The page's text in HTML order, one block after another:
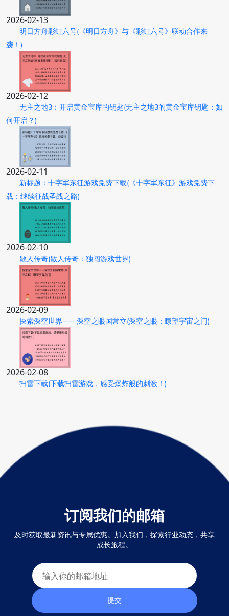
2026-02-13
明日方舟彩虹六号(《明日方舟》与《彩虹六号》联动合作来
袭！)
2026-02-12
无主之地3：开启黄金宝库的钥匙(无主之地3的黄金宝库钥匙：如
何开启？)
2026-02-11
新标题：十字军东征游戏免费下载(《十字军东征》游戏免费下
载：继续征战圣战之路)
2026-02-10
散人传奇(散人传奇：独闯游戏世界)
2026-02-09
探索深空世界——深空之眼国常立(深空之眼：瞭望宇宙之门)
2026-02-08
扫雷下载(下载扫雷游戏，感受爆炸般的刺激！)
订阅我们的邮箱
及时获取最新资讯与专属优惠。加入我们，探索行业动态，共享
成长旅程。
提交